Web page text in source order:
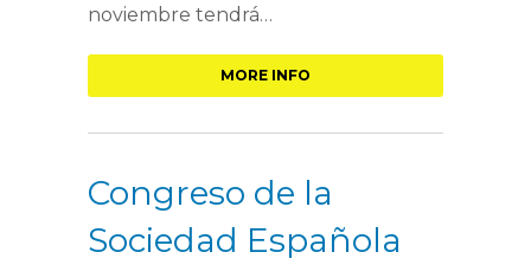
noviembre tendrá…
MORE INFO
Congreso de la
Sociedad Española